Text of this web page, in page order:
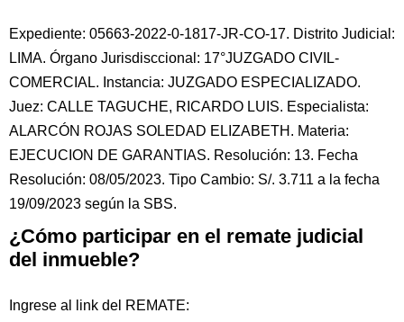
Expediente: 05663-2022-0-1817-JR-CO-17. Distrito Judicial:
LIMA. Órgano Jurisdisccional: 17°JUZGADO CIVIL-
COMERCIAL. Instancia: JUZGADO ESPECIALIZADO.
Juez: CALLE TAGUCHE, RICARDO LUIS. Especialista:
ALARCÓN ROJAS SOLEDAD ELIZABETH. Materia:
EJECUCION DE GARANTIAS. Resolución: 13. Fecha
Resolución: 08/05/2023. Tipo Cambio: S/. 3.711 a la fecha
19/09/2023 según la SBS.
¿Cómo participar en el remate judicial
del inmueble?
Ingrese al link del REMATE: